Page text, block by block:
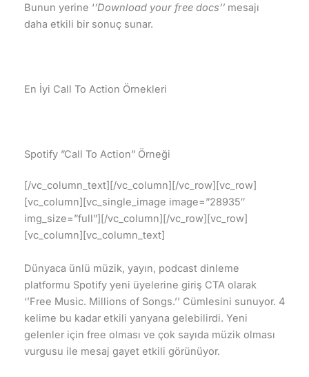
Bunun yerine ‘’Download your free docs’’mesajı
daha etkili bir sonuç sunar.
En İyi Call To Action Örnekleri
Spotify ”Call To Action” Örneği
[/vc_column_text][/vc_column][/vc_row][vc_row]
[vc_column][vc_single_image image=”28935″
img_size=”full”][/vc_column][/vc_row][vc_row]
[vc_column][vc_column_text]
Dünyaca ünlü müzik, yayın, podcast dinleme
platformu Spotify yeni üyelerine giriş CTA olarak
‘’Free Music. Millions of Songs.’’ Cümlesini sunuyor. 4
kelime bu kadar etkili yanyana gelebilirdi. Yeni
gelenler için free olması ve çok sayıda müzik olması
vurgusu ile mesaj gayet etkili görünüyor.